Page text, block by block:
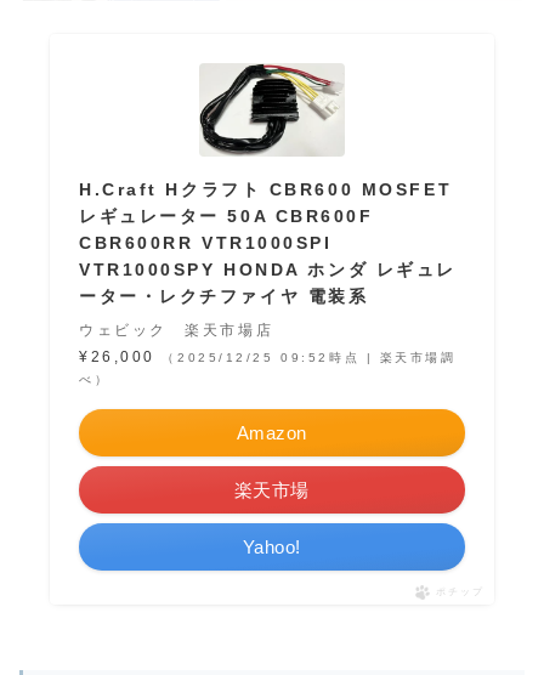
H.Craft Hクラフト CBR600 MOSFET
レギュレーター 50A CBR600F
CBR600RR VTR1000SPI
VTR1000SPY HONDA ホンダ レギュレ
ーター・レクチファイヤ 電装系
ウェビック 楽天市場店
¥26,000
（2025/12/25 09:52時点 | 楽天市場調
べ）
Amazon
楽天市場
Yahoo!
ポチップ